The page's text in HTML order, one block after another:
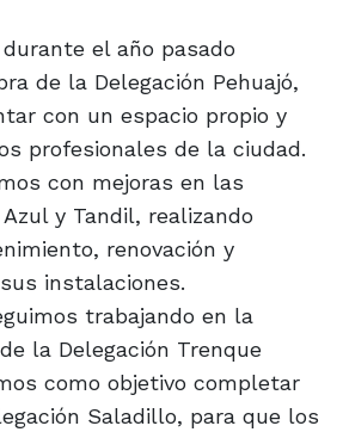
el año pasado
de la Delegación Pehuajó,
con un espacio propio y
profesionales de la ciudad.
con mejoras en las
y Tandil, realizando
renovación y
instalaciones.
trabajando en la
la Delegación Trenque
como objetivo completar
Saladillo, para que los